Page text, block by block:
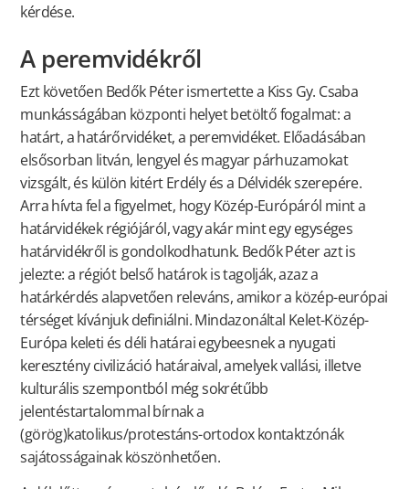
kérdése.
A peremvidékről
Ezt követően Bedők Péter ismertette a Kiss Gy. Csaba
munkásságában központi helyet betöltő fogalmat: a
határt, a határőrvidéket, a peremvidéket. Előadásában
elsősorban litván, lengyel és magyar párhuzamokat
vizsgált, és külön kitért Erdély és a Délvidék szerepére.
Arra hívta fel a figyelmet, hogy Közép-Európáról mint a
határvidékek régiójáról, vagy akár mint egy egységes
határvidékről is gondolkodhatunk. Bedők Péter azt is
jelezte: a régiót belső határok is tagolják, azaz a
határkérdés alapvetően releváns, amikor a közép-európai
térséget kívánjuk definiálni. Mindazonáltal Kelet-Közép-
Európa keleti és déli határai egybeesnek a nyugati
keresztény civilizáció határaival, amelyek vallási, illetve
kulturális szempontból még sokrétűbb
jelentéstartalommal bírnak a
(görög)katolikus/protestáns-ortodox kontaktzónák
sajátosságainak köszönhetően.